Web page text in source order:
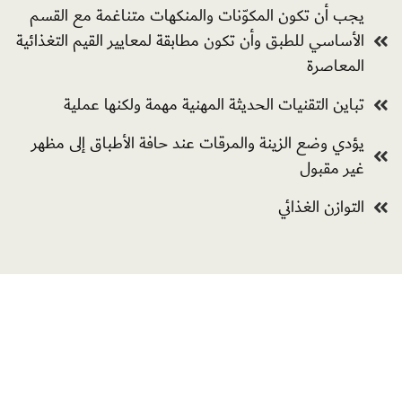
يجب أن تكون المكوّنات والمنكھات متناغمة مع القسم
الأساسي للطبق وأن تكون مطابقة لمعاییر القیم التغذائیة
المعاصرة
تباين التقنيات الحديثة المھنیة مھمة ولكنھا عملية
يؤدي وضع الزینة والمرقات عند حافة الأطباق إلى مظهر
غیر مقبول
التوازن الغذائي